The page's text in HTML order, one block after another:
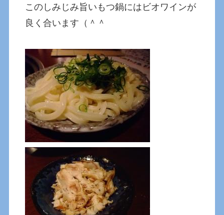
このしみじみ旨いもつ鍋にはビオワインが
良く合います（＾＾